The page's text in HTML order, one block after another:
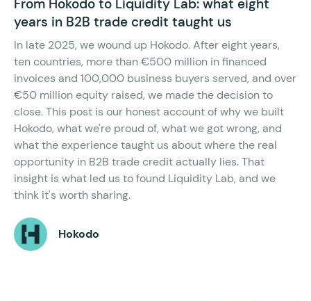
From Hokodo to Liquidity Lab: what eight
years in B2B trade credit taught us
In late 2025, we wound up Hokodo. After eight years,
ten countries, more than €500 million in financed
invoices and 100,000 business buyers served, and over
€50 million equity raised, we made the decision to
close. This post is our honest account of why we built
Hokodo, what we're proud of, what we got wrong, and
what the experience taught us about where the real
opportunity in B2B trade credit actually lies. That
insight is what led us to found Liquidity Lab, and we
think it's worth sharing.
Hokodo